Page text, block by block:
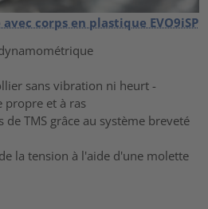
corps en plastique EVO9iSP
sans vibration ni heurt -
propre et à ras
TMS grâce au système breveté
la tension à l'aide d'une molette